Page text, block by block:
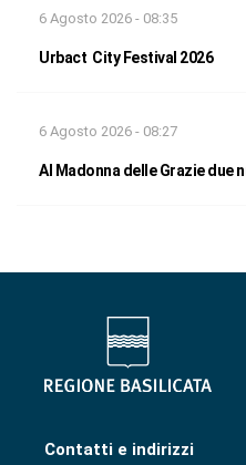
6 Agosto 2026 - 08:35
Urbact City Festival 2026
6 Agosto 2026 - 08:27
Al Madonna delle Grazie due
Contatti e indirizzi